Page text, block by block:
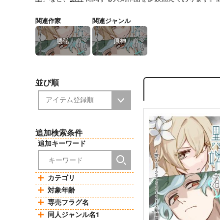
関連作家
勝弘
関連ジャンル
原神
並び順
追加検索条件
追加キーワード
カテゴリ
対象年齢
専売フラグ名
同人ジャンル名1